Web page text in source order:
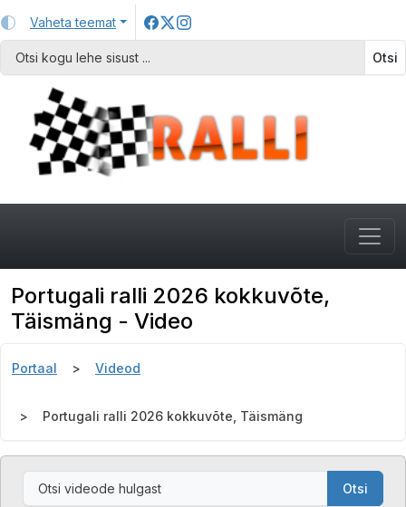
Vaheta teemat
Otsi
Portugali ralli 2026 kokkuvõte,
Täismäng - Video
Portaal Videod
Portugali ralli 2026 kokkuvõte, Täismäng
Otsi